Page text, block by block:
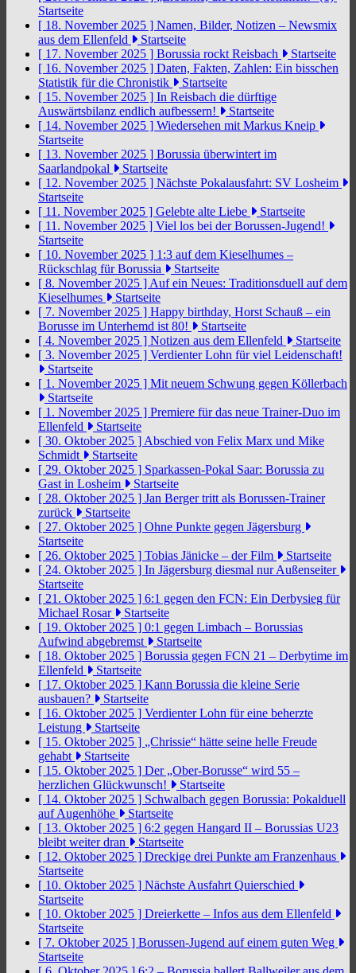
Startseite
[ 18. November 2025 ] Namen, Bilder, Notizen – Newsmix
aus dem Ellenfeld
Startseite
[ 17. November 2025 ] Borussia rockt Reisbach
Startseite
[ 16. November 2025 ] Daten, Fakten, Zahlen: Ein bisschen
Statistik für die Chronistik
Startseite
[ 15. November 2025 ] In Reisbach die dürftige
Auswärtsbilanz endlich aufbessern!
Startseite
[ 14. November 2025 ] Wiedersehen mit Markus Kneip
Startseite
[ 13. November 2025 ] Borussia überwintert im
Saarlandpokal
Startseite
[ 12. November 2025 ] Nächste Pokalausfahrt: SV Losheim
Startseite
[ 11. November 2025 ] Gelebte alte Liebe
Startseite
[ 11. November 2025 ] Viel los bei der Borussen-Jugend!
Startseite
[ 10. November 2025 ] 1:3 auf dem Kieselhumes –
Rückschlag für Borussia
Startseite
[ 8. November 2025 ] Auf ein Neues: Traditionsduell auf dem
Kieselhumes
Startseite
[ 7. November 2025 ] Happy birthday, Horst Schauß – ein
Borusse im Unterhemd ist 80!
Startseite
[ 4. November 2025 ] Notizen aus dem Ellenfeld
Startseite
[ 3. November 2025 ] Verdienter Lohn für viel Leidenschaft!
Startseite
[ 1. November 2025 ] Mit neuem Schwung gegen Köllerbach
Startseite
[ 1. November 2025 ] Premiere für das neue Trainer-Duo im
Ellenfeld
Startseite
[ 30. Oktober 2025 ] Abschied von Felix Marx und Mike
Schmidt
Startseite
[ 29. Oktober 2025 ] Sparkassen-Pokal Saar: Borussia zu
Gast in Losheim
Startseite
[ 28. Oktober 2025 ] Jan Berger tritt als Borussen-Trainer
zurück
Startseite
[ 27. Oktober 2025 ] Ohne Punkte gegen Jägersburg
Startseite
[ 26. Oktober 2025 ] Tobias Jänicke – der Film
Startseite
[ 24. Oktober 2025 ] In Jägersburg diesmal nur Außenseiter
Startseite
[ 21. Oktober 2025 ] 6:1 gegen den FCN: Ein Derbysieg für
Michael Rosar
Startseite
[ 19. Oktober 2025 ] 0:1 gegen Limbach – Borussias
Aufwind abgebremst
Startseite
[ 18. Oktober 2025 ] Borussia gegen FCN 21 – Derbytime im
Ellenfeld
Startseite
[ 17. Oktober 2025 ] Kann Borussia die kleine Serie
ausbauen?
Startseite
[ 16. Oktober 2025 ] Verdienter Lohn für eine beherzte
Leistung
Startseite
[ 15. Oktober 2025 ] „Chrissie“ hätte seine helle Freude
gehabt
Startseite
[ 15. Oktober 2025 ] Der „Ober-Borusse“ wird 55 –
herzlichen Glückwunsch!
Startseite
[ 14. Oktober 2025 ] Schwalbach gegen Borussia: Pokalduell
auf Augenhöhe
Startseite
[ 13. Oktober 2025 ] 6:2 gegen Hangard II – Borussias U23
bleibt weiter dran
Startseite
[ 12. Oktober 2025 ] Dreckige drei Punkte am Franzenhaus
Startseite
[ 10. Oktober 2025 ] Nächste Ausfahrt Quierschied
Startseite
[ 10. Oktober 2025 ] Dreierkette – Infos aus dem Ellenfeld
Startseite
[ 7. Oktober 2025 ] Borussen-Jugend auf einem guten Weg
Startseite